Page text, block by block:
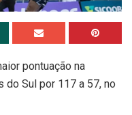
pontuação na
do Sul por 117 a 57, no